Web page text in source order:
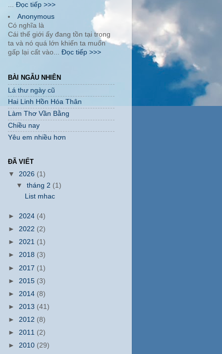
Đọc tiếp >>>
Anonymous
Có nghĩa là
Cái thế giới ấy đang tồn tại trong
ta và nó quá lớn khiến ta muốn
gấp lại cất vào... Đọc tiếp >>>
BÀI NGẪU NHIÊN
Lá thư ngày cũ
Hai Linh Hồn Hóa Thân
Làm Thơ Vần Bằng
Chiều nay
Yêu em nhiều hơn
ĐÃ VIẾT
▼ 2026 (1)
▼tháng 2 (1)
List mhac
► 2024 (4)
► 2022 (2)
► 2021 (1)
► 2018 (3)
► 2017 (1)
► 2015 (3)
► 2014 (8)
► 2013 (41)
► 2012 (8)
► 2011 (2)
► 2010 (29)